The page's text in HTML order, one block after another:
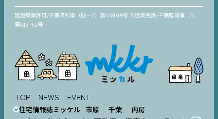
建設築業許可/千葉県知事（般－2）第038019号 宅建業免許/千葉県知事（5）
第013751号
TOP NEWS EVENT
住宅情報誌ミッケル 市原 千葉 内房